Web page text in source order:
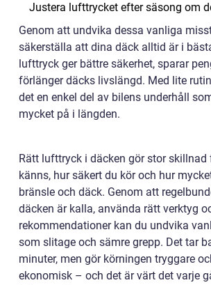
Justera lufttrycket efter säsong om
Genom att undvika dessa vanliga
säkerställa att dina däck alltid är i
lufttryck ger bättre säkerhet, sparar
förlänger däcks livslängd. Med lite
det en enkel del av bilens underhåll
mycket på i längden.
Rätt lufttryck i däcken gör stor skillnad
känns, hur säkert du kör och hur
bränsle och däck. Genom att
däcken är kalla, använda rätt verktyg
rekommendationer kan du undvika
som slitage och sämre grepp. Det tar
minuter, men gör körningen tryggare
ekonomisk – och det är värt det varje